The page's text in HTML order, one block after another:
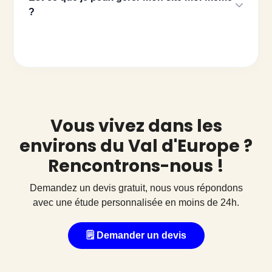
vous rendre visible sur les recherches liées à Val
?
Vous vivez dans les
environs du Val d'Europe ?
Rencontrons-nous !
Demandez un devis gratuit, nous vous répondons
avec une étude personnalisée en moins de 24h.
🗒️ Demander un devis